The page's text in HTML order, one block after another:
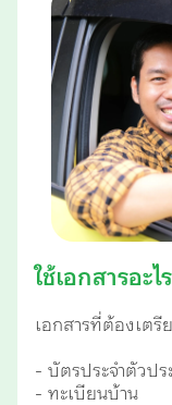
ใช้เอกสารอะไ
เอกสารที่ต้องเต
- บัตรประจำตัวปร
- ทะเบียนบ้าน